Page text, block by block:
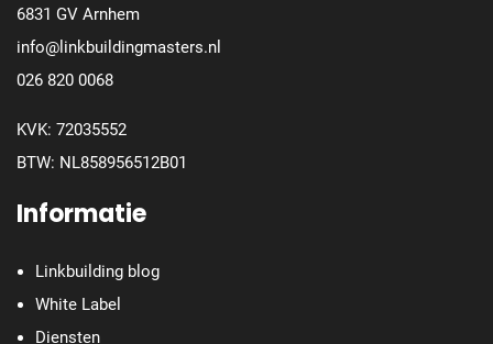
6831 GV Arnhem
info@linkbuildingmasters.nl
026 820 0068
KVK: 72035552
BTW: NL858956512B01
Informatie
Linkbuilding blog
White Label
Diensten